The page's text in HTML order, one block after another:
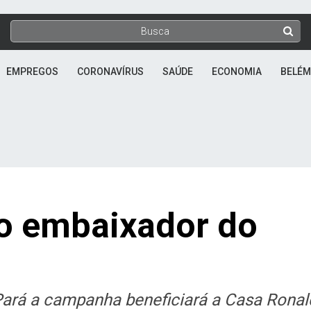
EMPREGOS CORONAVÍRUS SAÚDE ECONOMIA BELÉM
embaixador do
a campanha beneficiará a Casa